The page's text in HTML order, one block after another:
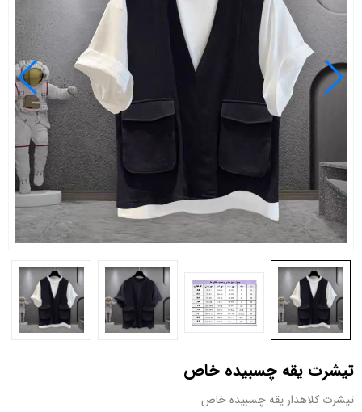
تیشرت یقه چسبیده خاص
تیشرت کلاهدار یقه چسبیده خاص